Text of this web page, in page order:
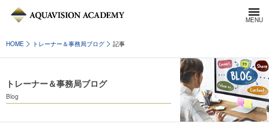
HOME トレーナー＆事務局ブログ 記事
トレーナー＆事務局ブログ
Blog